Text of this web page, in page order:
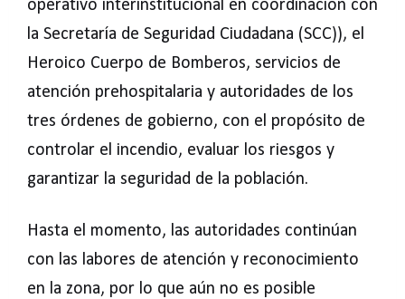
operativo interinstitucional en coordinación con
la Secretaría de Seguridad Ciudadana (SCC)), el
Heroico Cuerpo de Bomberos, servicios de
atención prehospitalaria y autoridades de los
tres órdenes de gobierno, con el propósito de
controlar el incendio, evaluar los riesgos y
garantizar la seguridad de la población.
Hasta el momento, las autoridades continúan
con las labores de atención y reconocimiento
en la zona, por lo que aún no es posible